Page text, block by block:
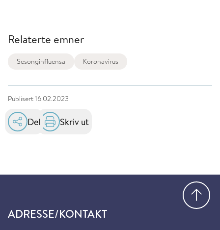
Relaterte emner
Sesonginfluensa Koronavirus
Publisert16.02.2023
Del Skriv ut
ADRESSE/KONTAKT